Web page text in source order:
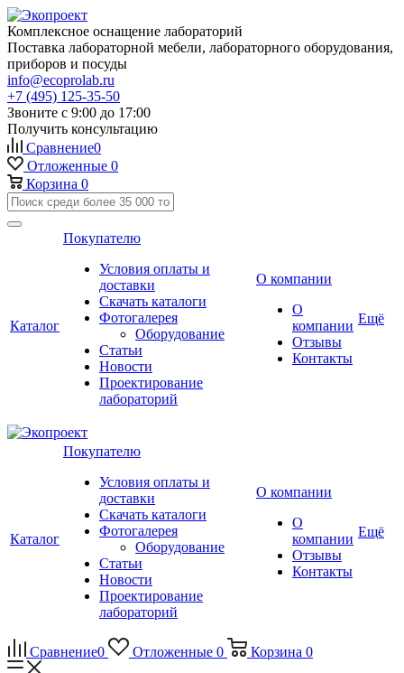
Комплексное оснащение лабораторий
Поставка лабораторной мебели, лабораторного оборудования,
приборов и посуды
info@ecoprolab.ru
+7 (495) 125-35-50
Звоните с 9:00 до 17:00
Получить консультацию
Сравнение0
Отложенные 0
Корзина 0
Каталог
Покупателю
Условия оплаты и
доставки
Скачать каталоги
Фотогалерея
Оборудование
Статьи
Новости
Проектирование
лабораторий
О компании
О
компании
Отзывы
Контакты
Ещё
Каталог
Покупателю
Условия оплаты и
доставки
Скачать каталоги
Фотогалерея
Оборудование
Статьи
Новости
Проектирование
лабораторий
О компании
О
компании
Отзывы
Контакты
Ещё
Сравнение0 Отложенные 0 Корзина 0